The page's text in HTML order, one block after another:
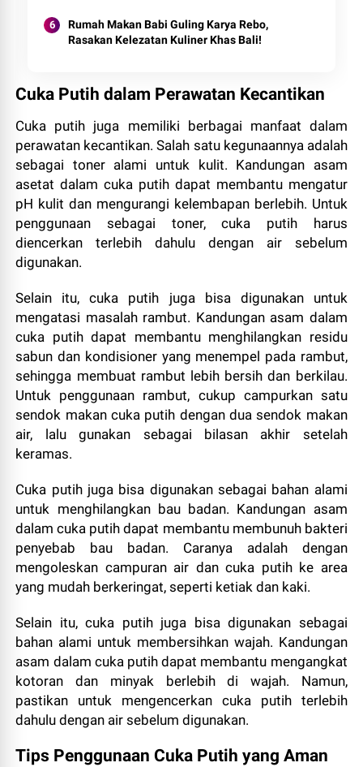
Rumah Makan Babi Guling Karya Rebo,
Rasakan Kelezatan Kuliner Khas Bali!
Cuka Putih dalam Perawatan Kecantikan
Cuka putih juga memiliki berbagai manfaat dalam
perawatan kecantikan. Salah satu kegunaannya adalah
sebagai toner alami untuk kulit. Kandungan asam
asetat dalam cuka putih dapat membantu mengatur
pH kulit dan mengurangi kelembapan berlebih. Untuk
penggunaan sebagai toner, cuka putih harus
diencerkan terlebih dahulu dengan air sebelum
digunakan.
Selain itu, cuka putih juga bisa digunakan untuk
mengatasi masalah rambut. Kandungan asam dalam
cuka putih dapat membantu menghilangkan residu
sabun dan kondisioner yang menempel pada rambut,
sehingga membuat rambut lebih bersih dan berkilau.
Untuk penggunaan rambut, cukup campurkan satu
sendok makan cuka putih dengan dua sendok makan
air, lalu gunakan sebagai bilasan akhir setelah
keramas.
Cuka putih juga bisa digunakan sebagai bahan alami
untuk menghilangkan bau badan. Kandungan asam
dalam cuka putih dapat membantu membunuh bakteri
penyebab bau badan. Caranya adalah dengan
mengoleskan campuran air dan cuka putih ke area
yang mudah berkeringat, seperti ketiak dan kaki.
Selain itu, cuka putih juga bisa digunakan sebagai
bahan alami untuk membersihkan wajah. Kandungan
asam dalam cuka putih dapat membantu mengangkat
kotoran dan minyak berlebih di wajah. Namun,
pastikan untuk mengencerkan cuka putih terlebih
dahulu dengan air sebelum digunakan.
Tips Penggunaan Cuka Putih yang Aman